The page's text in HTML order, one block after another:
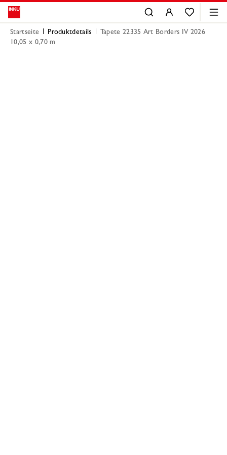
Startseite Produktdetails
Tapete 22335 Art Borders IV 2026
10,05 x 0,70 m